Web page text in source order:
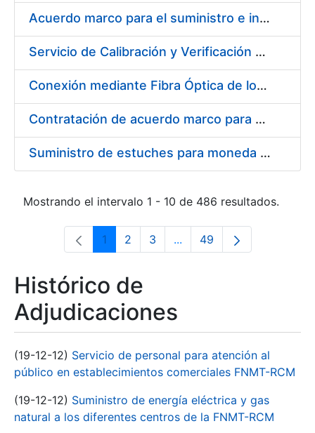
Acuerdo marco para el suministro e instalación de persianas, estores y otros complementos
Servicio de Calibración y Verificación Externa de los Equipos de Medición del Servicio de Prevención de la FNMT-RCM
Conexión mediante Fibra Óptica de los Centros de Proceso de Datos (CPDs) de las sedes de la FNMT-RCM de Burgos y Madrid
Contratación de acuerdo marco para el Suministro de Material de Electricidad para la Fábrica Nacional de Moneda y Timbre-Real Casa de la Moneda en su centro de trabajo de Burgos
Suministro de estuches para moneda de 30 €
Mostrando el intervalo 1 - 10 de 486 resultados.
Página
1 Página
2 Página
3 ...Páginas intermedias Use
Página
49
Histórico de
Adjudicaciones
(19-12-12) Servicio de personal para atención al
público en establecimientos comerciales FNMT-RCM
(19-12-12) Suministro de energía eléctrica y gas
natural a los diferentes centros de la FNMT-RCM